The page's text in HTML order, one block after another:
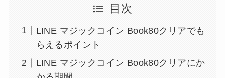
目次
LINE マジックコイン Book80クリアでも
らえるポイント
LINE マジックコイン Book80クリアにか